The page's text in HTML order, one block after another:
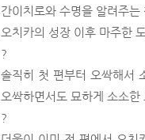
간이치로와 수명을 알려주는
오치카의 성장 이후 마주한
?
솔직히 첫 편부터 오싹해서
오싹하면서도 묘하게 소소
?